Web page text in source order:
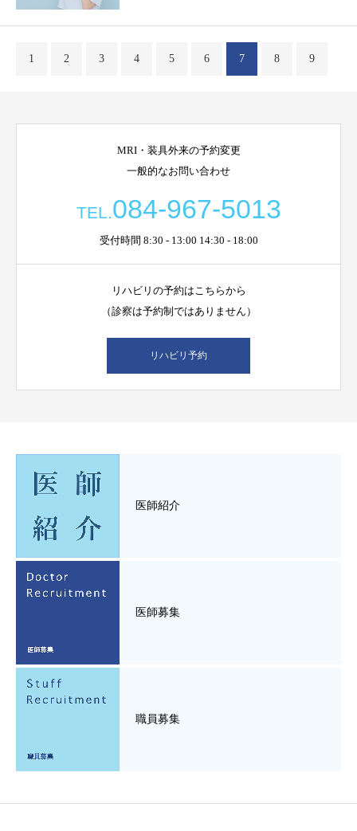
1 2 3 4 5 6 7 8 9
MRI・装具外来の予約変更
一般的なお問い合わせ
TEL.084-967-5013
受付時間 8:30 - 13:00 14:30 - 18:00
リハビリの予約はこちらから
（診察は予約制ではありません）
リハビリ予約
医師紹介
医師募集
職員募集